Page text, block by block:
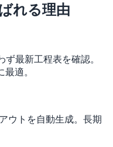
れる理由
最新工程表を確認。
適。
ウトを自動生成。長期